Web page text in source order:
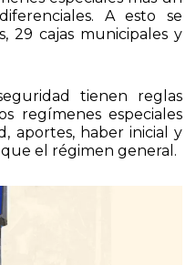
especiales más un
A esto se
29 cajas municipales y
tienen reglas
regímenes especiales
aportes, haber inicial y